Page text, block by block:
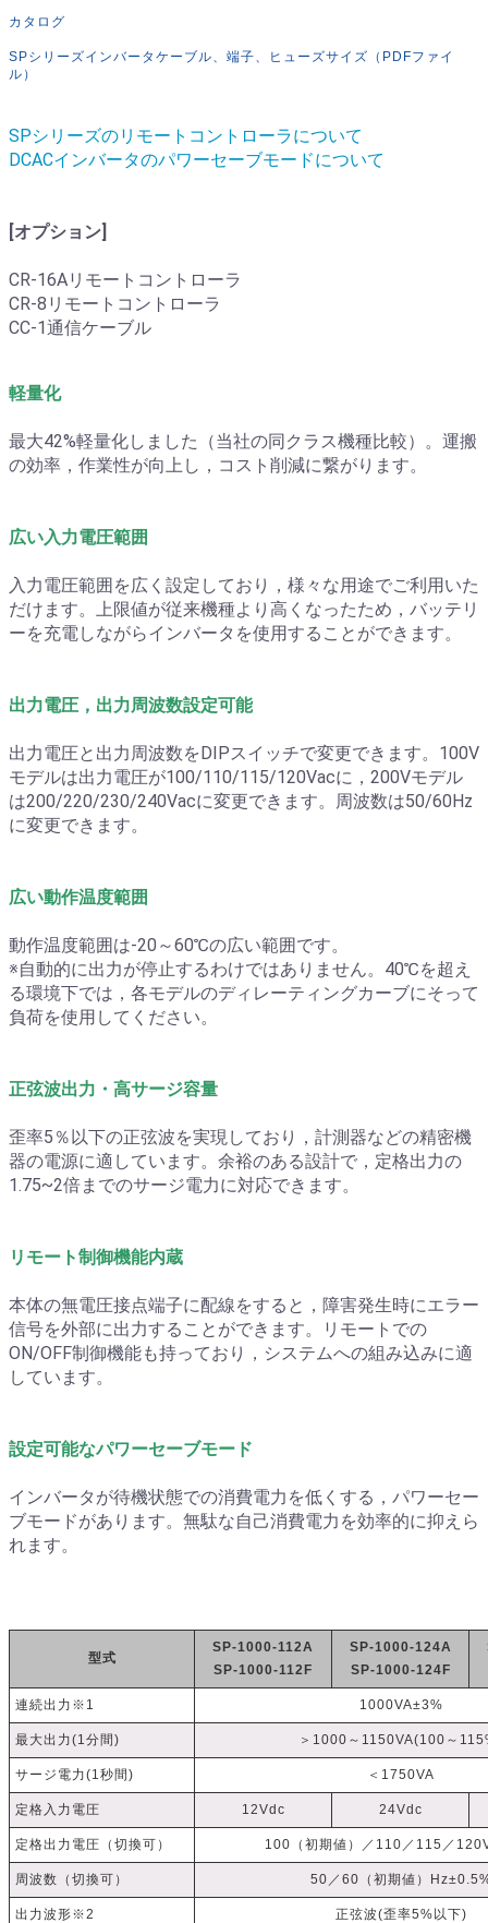
カタログ
SPシリーズインバータケーブル、端子、ヒューズサイズ（PDFファイ
ル）
SPシリーズのリモートコントローラについて
DCACインバータのパワーセーブモードについて
[オプション]
CR-16Aリモートコントローラ
CR-8リモートコントローラ
CC-1通信ケーブル
軽量化
最大42%軽量化しました（当社の同クラス機種比較）。運搬
の効率，作業性が向上し，コスト削減に繋がります。
広い入力電圧範囲
入力電圧範囲を広く設定しており，様々な用途でご利用いた
だけます。上限値が従来機種より高くなったため，バッテリ
ーを充電しながらインバータを使用することができます。
出力電圧，出力周波数設定可能
出力電圧と出力周波数をDIPスイッチで変更できます。100V
モデルは出力電圧が100/110/115/120Vacに，200Vモデル
は200/220/230/240Vacに変更できます。周波数は50/60Hz
に変更できます。
広い動作温度範囲
動作温度範囲は-20～60℃の広い範囲です。
※自動的に出力が停止するわけではありません。40℃を超え
る環境下では，各モデルのディレーティングカーブにそって
負荷を使用してください。
正弦波出力・高サージ容量
歪率5％以下の正弦波を実現しており，計測器などの精密機
器の電源に適しています。余裕のある設計で，定格出力の
1.75~2倍までのサージ電力に対応できます。
リモート制御機能内蔵
本体の無電圧接点端子に配線をすると，障害発生時にエラー
信号を外部に出力することができます。リモートでの
ON/OFF制御機能も持っており，システムへの組み込みに適
しています。
設定可能なパワーセーブモード
インバータが待機状態での消費電力を低くする，パワーセー
ブモードがあります。無駄な自己消費電力を効率的に抑えら
れます。
型式
SP-1000-112A
SP-1000-112F
SP-1000-124A
SP-1000-124F
連続出力※1 1000VA±3%
最大出力(1分間) ＞1000～1150VA(100～
サージ電力(1秒間) ＜1750VA
定格入力電圧 12Vdc 24Vdc
定格出力電圧（切換可） 100（初期値）／110／115／
周波数（切換可） 50／60（初期値）
出力波形※2 正弦波(歪率5%以下)